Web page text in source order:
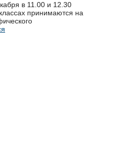
в 11.00 и 12.30
принимаются на